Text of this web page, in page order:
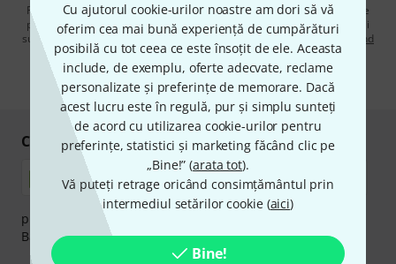
Cu ajutorul cookie-urilor noastre am dori să vă
oferim cea mai bună experiență de cumpărături
posibilă cu tot ceea ce este însoțit de ele. Aceasta
include, de exemplu, oferte adecvate, reclame
personalizate și preferințe de memorare. Dacă
acest lucru este în regulă, pur și simplu sunteți
de acord cu utilizarea cookie-urilor pentru
preferințe, statistici și marketing făcând clic pe
„Bine!” (arata tot).
Vă puteți retrage oricând consimțământul prin
intermediul setărilor cookie (aici)
Bine!
Făcând clic pe „Înscrie-te acum”, sunteți de acord să primiți publicitate
prin e-mail. Vă puteți dezabona în orice moment. Puteți găsi informații
suplimentare despre buletinul informativ înregulamentul nostru privind
protecția datelor.
* Necesar
Cumpărați și plătiți în siguranță
plata se poate efectua în siguranță cu Ramburs, Transfer
Bancar sau Card de credit.